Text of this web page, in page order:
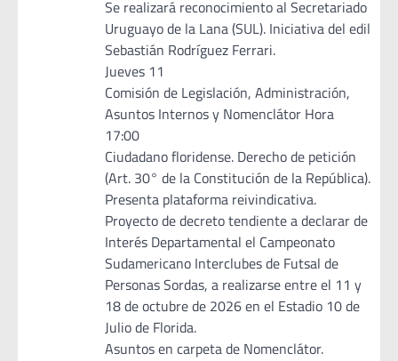
Se realizará reconocimiento al Secretariado
Uruguayo de la Lana (SUL). Iniciativa del edil
Sebastián Rodríguez Ferrari.
Jueves 11
Comisión de Legislación, Administración,
Asuntos Internos y Nomenclátor Hora
17:00
Ciudadano floridense. Derecho de petición
(Art. 30° de la Constitución de la República).
Presenta plataforma reivindicativa.
Proyecto de decreto tendiente a declarar de
Interés Departamental el Campeonato
Sudamericano Interclubes de Futsal de
Personas Sordas, a realizarse entre el 11 y
18 de octubre de 2026 en el Estadio 10 de
Julio de Florida.
Asuntos en carpeta de Nomenclátor.